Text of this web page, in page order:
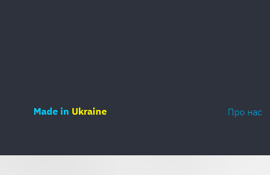
Made in Ukraine Про нас